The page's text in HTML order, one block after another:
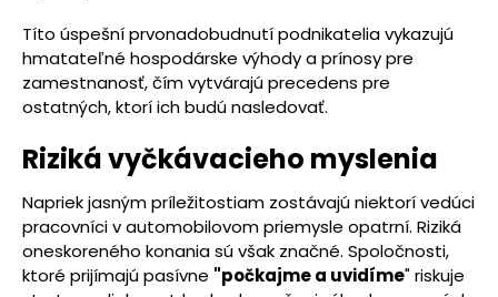
Títo úspešní prvonadobudnutí podnikatelia vykazujú
hmatateľné hospodárske výhody a prínosy pre
zamestnanosť, čím vytvárajú precedens pre
ostatných, ktorí ich budú nasledovať.
Riziká vyčkávacieho myslenia
Napriek jasným príležitostiam zostávajú niektorí vedúci
pracovníci v automobilovom priemysle opatrní. Riziká
oneskoreného konania sú však značné. Spoločnosti,
ktoré prijímajú pasívne "počkajme a uvidíme" riskuje